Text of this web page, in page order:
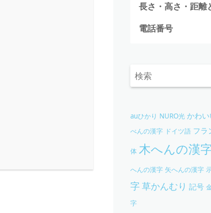
長さ・高さ・距離
電話番号
auひかり NURO光 かわ
べんの漢字 ドイツ語 フラ
体 木へんの漢
へんの漢字 矢へんの漢字
字草かんむり 記号
字